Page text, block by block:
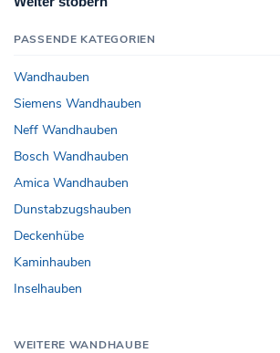
PASSENDE KATEGORIEN
Wandhauben
Siemens Wandhauben
Neff Wandhauben
Bosch Wandhauben
Amica Wandhauben
Dunstabzugshauben
Deckenhübe
Kaminhauben
Inselhauben
WEITERE WANDHAUBE